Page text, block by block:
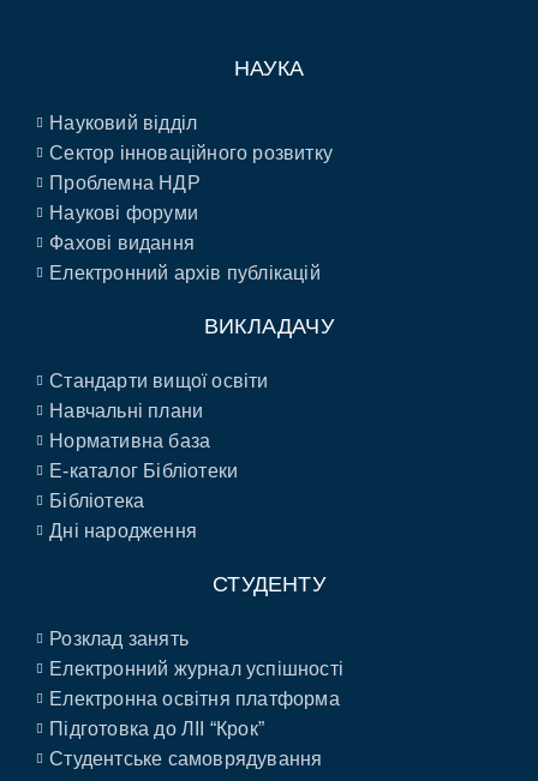
НАУКА
Науковий відділ
Сектор інноваційного розвитку
Проблемна НДР
Наукові форуми
Фахові видання
Електронний архів публікацій
ВИКЛАДАЧУ
Стандарти вищої освіти
Навчальні плани
Нормативна база
E-каталог Бібліотеки
Бібліотека
Дні народження
СТУДЕНТУ
Розклад занять
Електронний журнал успішності
Електронна освітня платформа
Підготовка до ЛІІ “Крок”
Студентське самоврядування